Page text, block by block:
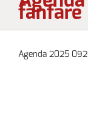
fanfare
Agenda 2025